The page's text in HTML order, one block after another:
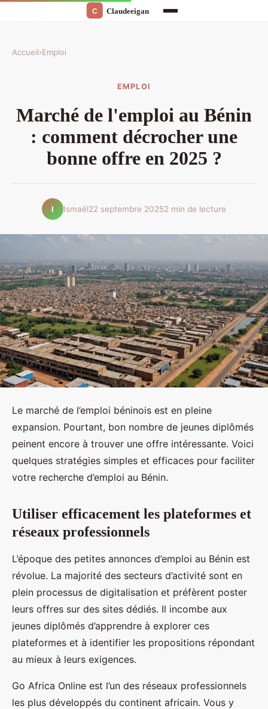
Accueil›Emploi
EMPLOI
Marché de l'emploi au Bénin
: comment décrocher une
bonne offre en 2025 ?
I Ismaël22 septembre 20252 min de lecture
Le marché de l’emploi béninois est en pleine
expansion. Pourtant, bon nombre de jeunes diplômés
peinent encore à trouver une offre intéressante. Voici
quelques stratégies simples et efficaces pour faciliter
votre recherche d’emploi au Bénin.
Utiliser efficacement les plateformes et
réseaux professionnels
L’époque des petites annonces d’emploi au Bénin est
révolue. La majorité des secteurs d’activité sont en
plein processus de digitalisation et préfèrent poster
leurs offres sur des sites dédiés. Il incombe aux
jeunes diplômés d’apprendre à explorer ces
plateformes et à identifier les propositions répondant
au mieux à leurs exigences.
Go Africa Online est l’un des réseaux professionnels
les plus développés du continent africain. Vous y